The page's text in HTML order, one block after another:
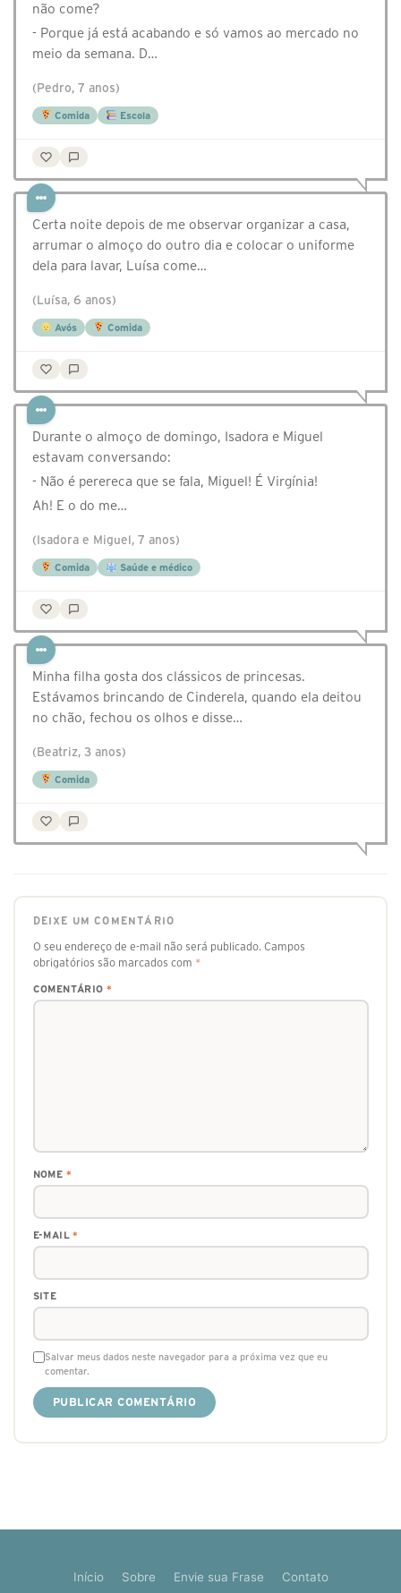
não come?
- Porque já está acabando e só vamos ao mercado no
meio da semana. D…
(Pedro, 7 anos)
Comida Escola
Certa noite depois de me observar organizar a casa,
arrumar o almoço do outro dia e colocar o uniforme
dela para lavar, Luísa come…
(Luísa, 6 anos)
Avós Comida
Durante o almoço de domingo, Isadora e Miguel
estavam conversando:
- Não é perereca que se fala, Miguel! É Virgínia!
Ah! E o do me…
(Isadora e Miguel, 7 anos)
Comida Saúde e médico
Minha filha gosta dos clássicos de princesas.
Estávamos brincando de Cinderela, quando ela deitou
no chão, fechou os olhos e disse…
(Beatriz, 3 anos)
Comida
DEIXE UM COMENTÁRIO
O seu endereço de e-mail não será publicado. Campos
obrigatórios são marcados com *
COMENTÁRIO *
NOME *
E-MAIL*
SITE
Salvar meus dados neste navegador para a próxima vez que eu
comentar.
Início Sobre Envie sua Frase Contato